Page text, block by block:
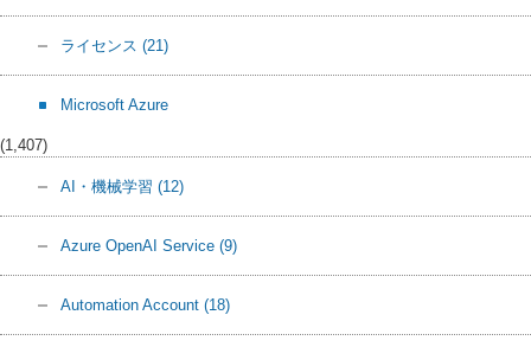
ライセンス (21)
Microsoft Azure
(1,407)
AI・機械学習 (12)
Azure OpenAI Service (9)
Automation Account (18)